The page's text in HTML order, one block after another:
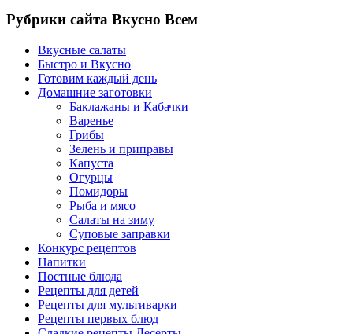
Рубрики сайта Вкусно Всем
Вкусные салаты
Быстро и Вкусно
Готовим каждый день
Домашние заготовки
Баклажаны и Кабачки
Варенье
Грибы
Зелень и приправы
Капуста
Огурцы
Помидоры
Рыба и мясо
Салаты на зиму
Суповые заправки
Конкурс рецептов
Напитки
Постные блюда
Рецепты для детей
Рецепты для мультиварки
Рецепты первых блюд